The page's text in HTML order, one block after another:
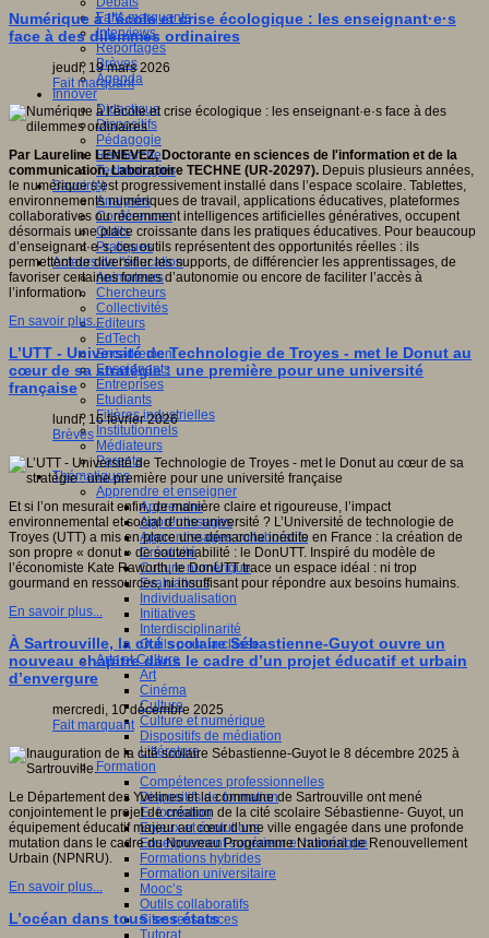
Faits marquants
Interviews
Reportages
Brèves
Agenda
Innover
Didactique
Dispositifs
Pédagogie
Recherche
Technologies
Savoir(s)
Analyses
Conférences
Outils
Pratiques
Acteurs de l'éducation
Animateurs
Chercheurs
Collectivités
Editeurs
EdTech
Encadrement
Enseignants
Entreprises
Etudiants
Filières industrielles
Institutionnels
Médiateurs
Parents
Thématiques
Apprendre et enseigner
Apprendre
Apprentissages
Apprentissages collaboratifs
Créativité
Culture numérique
Evaluations
Individualisation
Initiatives
Interdisciplinarité
Outils pour la classe
Arts et Culture
Art
Cinéma
Culture
Culture et numérique
Dispositifs de médiation
Littérature
Formation
Compétences professionnelles
Dispositifs de formation
E- formation
Enjeux et évolutions
Enseignement supérieur et numérique
Formations hybrides
Formation universitaire
Mooc’s
Outils collaboratifs
Sites ressources
Tutorat
Numérique à l’école et crise écologique : les enseignant·e·s
face à des dilemmes ordinaires
jeudi, 19 mars 2026
Fait marquant
Par Laureline LENEVEZ, Doctorante en sciences de l'information et de la
communication, Laboratoire TECHNE (UR-20297). Depuis plusieurs années,
le numérique s’est progressivement installé dans l’espace scolaire. Tablettes,
environnements numériques de travail, applications éducatives, plateformes
collaboratives ou récemment intelligences artificielles génératives, occupent
désormais une place croissante dans les pratiques éducatives. Pour beaucoup
d’enseignant·e·s, ces outils représentent des opportunités réelles : ils
permettent de diversifier les supports, de différencier les apprentissages, de
favoriser certaines formes d’autonomie ou encore de faciliter l’accès à
l’information.
En savoir plus...
L’UTT - Université de Technologie de Troyes - met le Donut au
cœur de sa stratégie : une première pour une université
française
lundi, 16 février 2026
Brèves
Et si l’on mesurait enfin, de manière claire et rigoureuse, l’impact
environnemental et social d’une université ? L’Université de technologie de
Troyes (UTT) a mis en place une démarche inédite en France : la création de
son propre « donut » de soutenabilité : le DonUTT. Inspiré du modèle de
l’économiste Kate Raworth, le DonUTT trace un espace idéal : ni trop
gourmand en ressources, ni insuffisant pour répondre aux besoins humains.
En savoir plus...
À Sartrouville, la cité scolaire Sébastienne-Guyot ouvre un
nouveau chapitre dans le cadre d’un projet éducatif et urbain
d’envergure
mercredi, 10 décembre 2025
Fait marquant
Le Département des Yvelines et la commune de Sartrouville ont mené
conjointement le projet de création de la cité scolaire Sébastienne- Guyot, un
équipement éducatif majeur au cœur d’une ville engagée dans une profonde
mutation dans le cadre du Nouveau Programme National de Renouvellement
Urbain (NPNRU).
En savoir plus...
L’océan dans tous ses états